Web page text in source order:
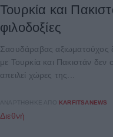
Τουρκία και
φιλοδοξίες
Σαουδάραβας αξιωματούχος
με Τουρκία και Πακιστάν δεν
απειλεί χώρες της...
ΑΝΑΡΤΉΘΗΚΕ ΑΠΌ KARFITSANEWS
Διεθνή